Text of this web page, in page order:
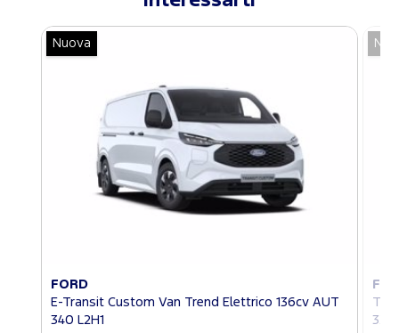
Nuova
FORD
E-Transit Custom Van Trend Elettrico 136cv AUT
340 L2H1
320